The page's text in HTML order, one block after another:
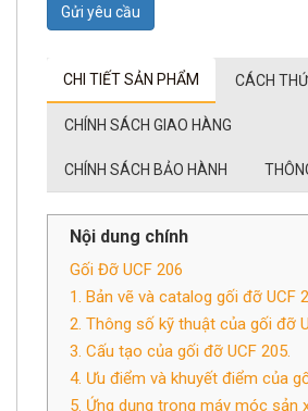
CHÍNH SÁCH GIAO HÀNG
Gối Đỡ UCF 206
1. Bản vẽ và catalog gối đỡ UCF
2. Thông số kỹ thuật của gối đỡ
3. Cấu tạo của gối đỡ UCF 205.
4. Ưu điểm và khuyết điểm của
5. Ứng dụng trong máy móc sản
UCF 206.